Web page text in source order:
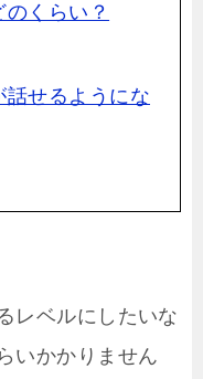
くらい？
話せるようにな
レベルにしたいな
いかかりません